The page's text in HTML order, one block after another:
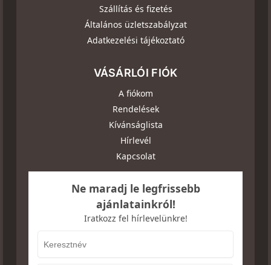
Szállítás és fizetés
Általános üzletszabályzat
Adatkezelési tájékoztató
VÁSÁRLÓI FIÓK
A fiókom
Rendelések
Kívánságlista
Hírlevél
Kapcsolat
Ne maradj le legfrissebb
ajánlatainkról!
Iratkozz fel hírlevelünkre!